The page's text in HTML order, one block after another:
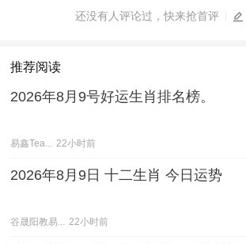
还没有人评论过，快来抢首评
推荐阅读
2026年8月9号好运生肖排名榜。
易鑫Tea... 22小时前
2026年8月9日 十二生肖 今日运势
谷晟阳教易... 22小时前